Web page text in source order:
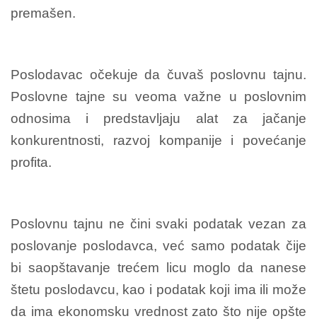
premašen.
Poslodavac očekuje da čuvaš poslovnu tajnu.
Poslovne tajne su veoma važne u poslovnim
odnosima i predstavljaju alat za jačanje
konkurentnosti, razvoj kompanije i povećanje
profita.
Poslovnu tajnu ne čini svaki podatak vezan za
poslovanje poslodavca, već samo podatak čije
bi saopštavanje trećem licu moglo da nanese
štetu poslodavcu, kao i podatak koji ima ili može
da ima ekonomsku vrednost zato što nije opšte